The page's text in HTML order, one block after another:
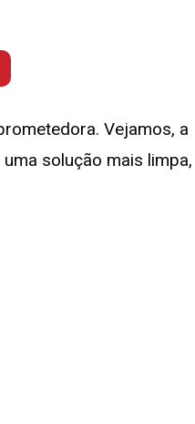
Vejamos, a
solução mais limpa,